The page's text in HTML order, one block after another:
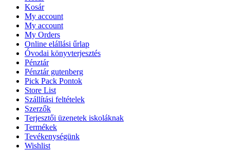
Kosár
My account
My account
My Orders
Online elállási űrlap
Óvodai könyvterjesztés
Pénztár
Pénztár gutenberg
Pick Pack Pontok
Store List
Szállítási feltételek
Szerzők
Terjesztői üzenetek iskoláknak
Termékek
Tevékenységünk
Wishlist